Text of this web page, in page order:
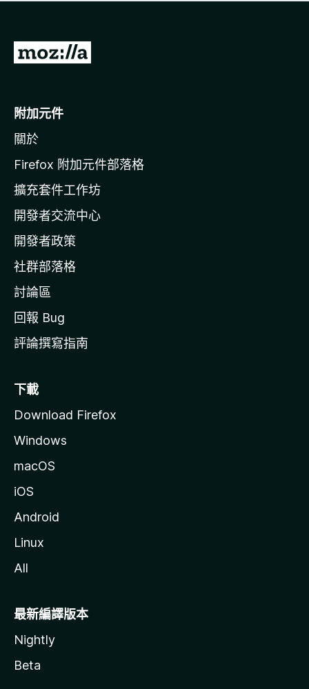
有
前
o
i
l
a
官
網
附加元件
關於
Firefox 附加元件部落格
擴充套件工作坊
開發者交流中心
開發者政策
社群部落格
討論區
回報 Bug
評論撰寫指南
下載
Download Firefox
Windows
macOS
iOS
Android
Linux
All
最新編譯版本
Nightly
Beta